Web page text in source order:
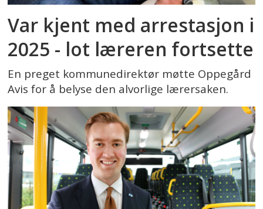
Var kjent med arrestasjon i
2025 - lot læreren fortsette
En preget kommunedirektør møtte Oppegård
Avis for å belyse den alvorlige lærersaken.